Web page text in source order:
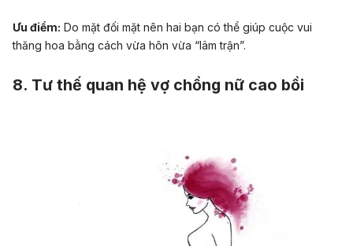
Ưu điểm: Do mặt đối mặt nên hai bạn có thể giúp cuộc vui
thăng hoa bằng cách vừa hôn vừa “lâm trận”.
8. Tư thế quan hệ vợ chồng nữ cao bồi